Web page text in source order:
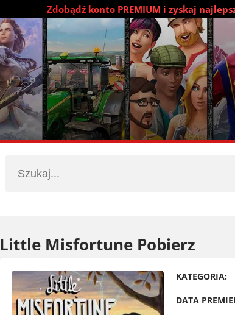
Zdobądź konto PREMIUM i zyskaj
Little Misfortune Pobierz
KATEGORIA:
DATA